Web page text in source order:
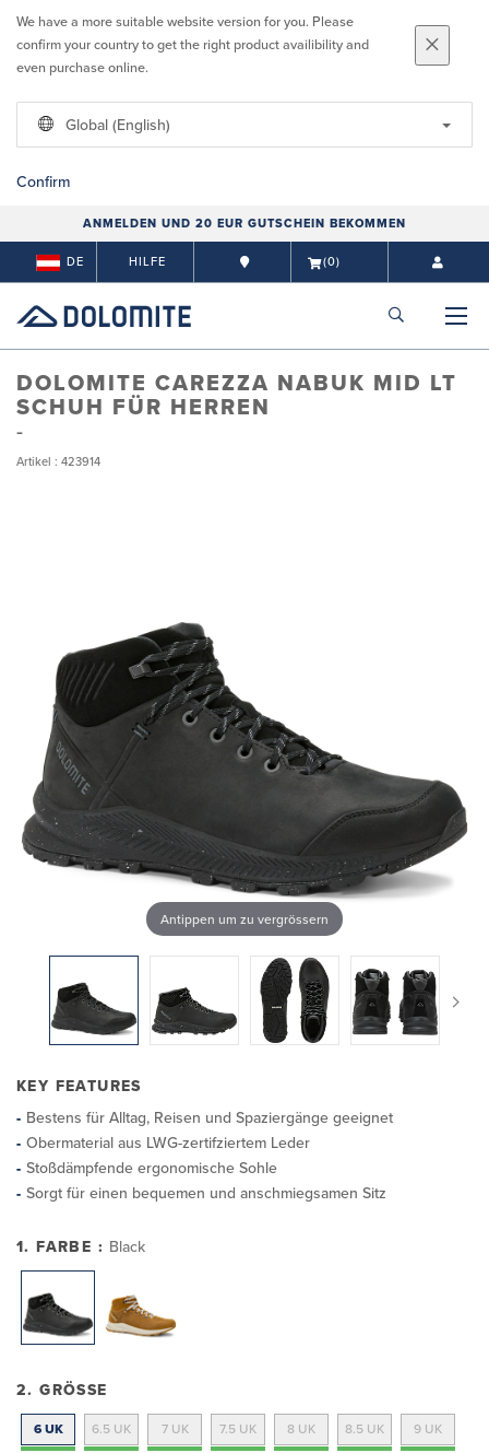
We have a more suitable website version for you. Please
confirm your country to get the right product availibility and
even purchase online.
Global (English)
Confirm
ANMELDEN UND 20 EUR GUTSCHEIN BEKOMMEN
DE HILFE (0)
DOLOMITE CAREZZA NABUK MID LT
SCHUH FÜR HERREN
Artikel : 423914
Antippen um zu vergrössern
KEY FEATURES
Bestens für Alltag, Reisen und Spaziergänge geeignet
Obermaterial aus LWG-zertifziertem Leder
Stoßdämpfende ergonomische Sohle
Sorgt für einen bequemen und anschmiegsamen Sitz
1. FARBE : Black
2. GRÖSSE
6 UK 6.5 UK 7 UK 7.5 UK 8 UK 8.5 UK 9 UK